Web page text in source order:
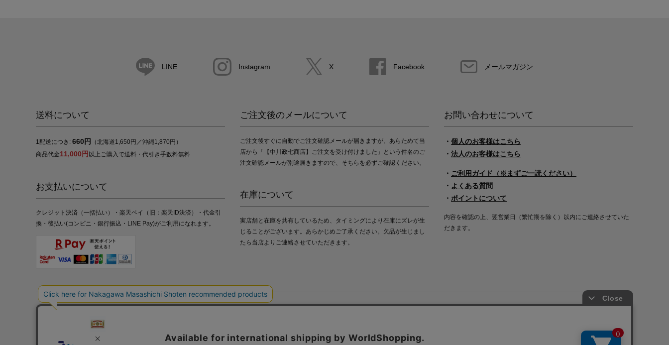
LINE Instagram X Facebook メールマガジン
送料について
1配送につき: 660円
（北海道1,650円／沖縄1,870円）
商品代金11,000円 以上ご購入で送料・代引き手数料無料
お支払いについて
クレジット決済（一括払い）・楽天ペイ（旧：楽天ID決済）・代金引
換・後払い(コンビニ・銀行振込・LINE Pay)がご利用になれます。
ご注文後のメールについて
ご注文後すぐに自動でご注文確認メールが届きますが、あらためて当
店から「【中川政七商店】ご注文を受け付けました」という件名のご
注文確認メールが別途届きますので、そちらを必ずご確認ください。
在庫について
実店舗と在庫を共有しているため、タイミングにより在庫にズレが生
じることがございます。あらかじめご了承ください。欠品が生じまし
たら当店よりご連絡させていただきます。
お問い合わせについて
・ 個人のお客様はこちら
・ 法人のお客様はこちら
・ ご利用ガイド（※まずご一読ください）
・ よくある質問
・ ポイントについて
内容を確認の上、翌営業日（繁忙期を除く）以内にご連絡させていた
だきます。
プライバシーポリシー